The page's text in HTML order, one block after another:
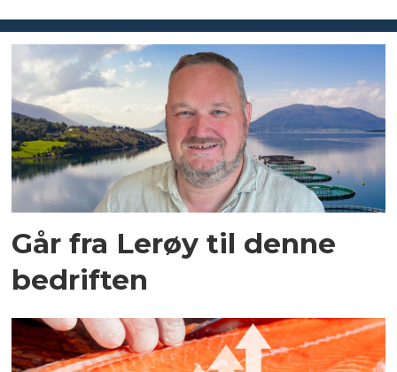
Går fra Lerøy til denne
bedriften